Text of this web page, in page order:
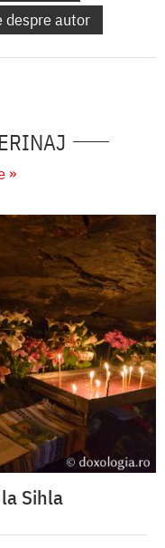
despre autor
»
Sihla